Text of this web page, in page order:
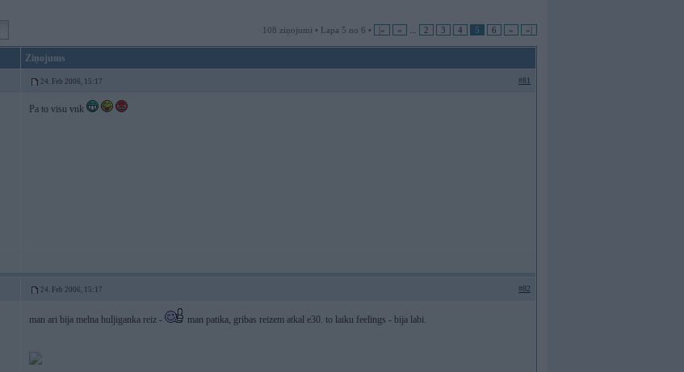
108 ziņojumi • Lapa 5 no 6 • |« « 2 3 4 5 6 » »|
Ziņojums
24. Feb 2006, 15:17 #81
Pa to visu vnk
24. Feb 2006, 15:17 #82
man ari bija melna huljiganka reiz - man patika, gribas reizem atkal e30. to laiku feelings - bija labi.